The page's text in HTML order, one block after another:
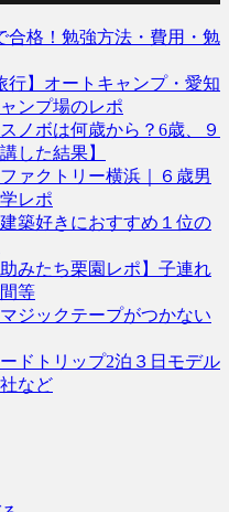
合格！勉強方法・費用・勉
行】オートキャンプ・愛知
ンプ場のレポ
ノボは何歳から？6歳、９
した結果】
ァクトリー横浜｜６歳男
レポ
築好きにおすすめ１位の
みたち栗園レポ】子連れ
等
ジックテープがつかない
ドトリップ2泊３日モデル
など